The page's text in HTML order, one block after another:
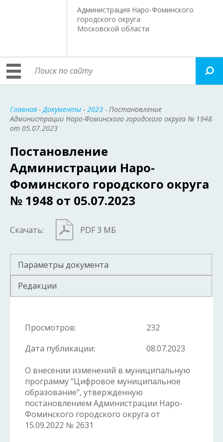
Администрация Наро-Фоминского
городского округа
Московской области
Главная -Документы - 2023 - Постановление
Администрации Наро-Фоминского городского округа № 1948
от 05.07.2023
Постановление
Администрации Наро-
Фоминского городского округа
№ 1948 от 05.07.2023
Скачать: PDF 3 МБ
Параметры документа
Редакции
Просмотров:
232
Дата публикации:
08.07.2023
О внесении изменений в муниципальную
программу "Цифровое муниципальное
образование", утвержденную
постановлением Администрации Наро-
Фоминского городского округа от
15.09.2022 № 2631